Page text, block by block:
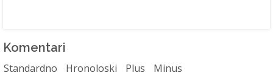
Komentari
Standardno Hronoloski Plus Minus